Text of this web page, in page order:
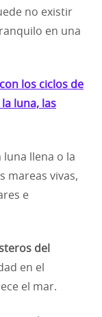
no existir
en una
los ciclos de
luna, las
luna llena o la
mareas vivas,
e
del
en el
el mar.